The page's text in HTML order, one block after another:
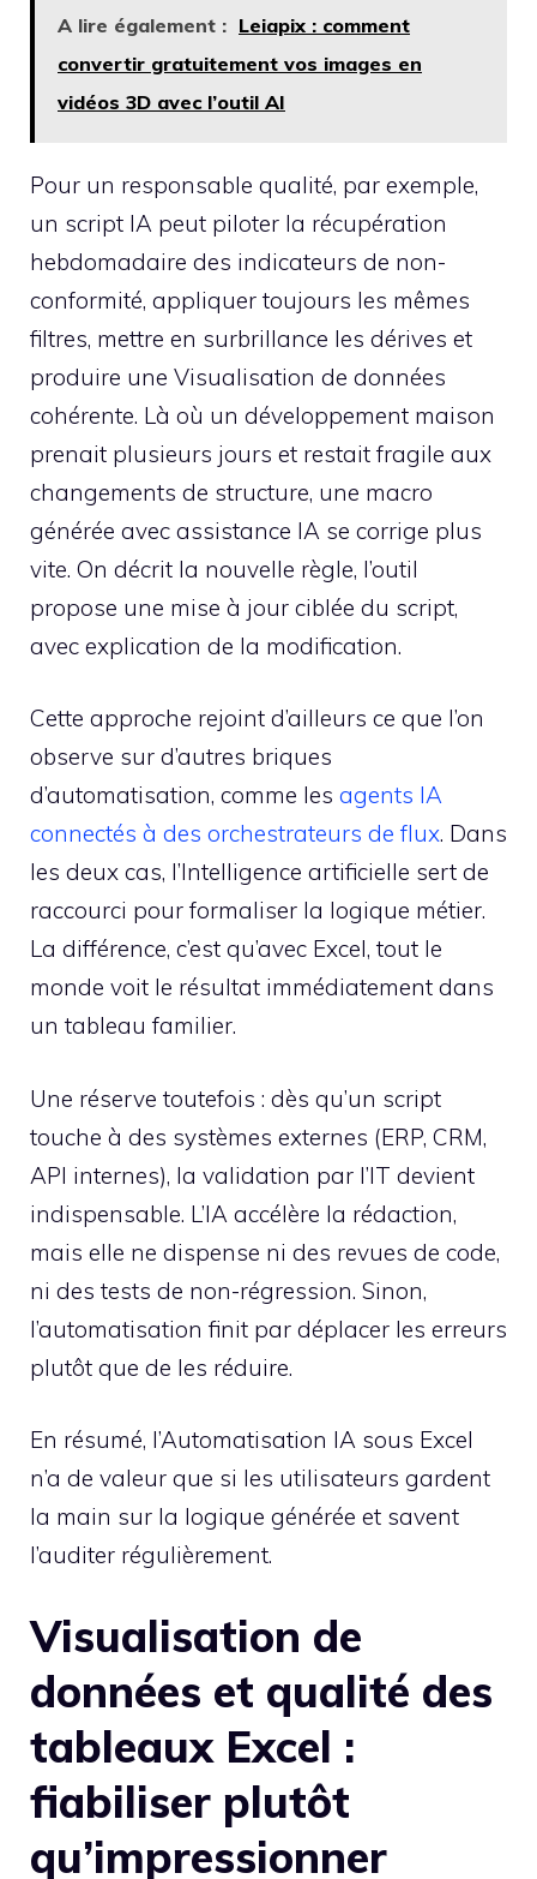
A lire également : Leiapix : comment
convertir gratuitement vos images en
vidéos 3D avec l’outil AI
Pour un responsable qualité, par exemple,
un script IA peut piloter la récupération
hebdomadaire des indicateurs de non-
conformité, appliquer toujours les mêmes
filtres, mettre en surbrillance les dérives et
produire une Visualisation de données
cohérente. Là où un développement maison
prenait plusieurs jours et restait fragile aux
changements de structure, une macro
générée avec assistance IA se corrige plus
vite. On décrit la nouvelle règle, l’outil
propose une mise à jour ciblée du script,
avec explication de la modification.
Cette approche rejoint d’ailleurs ce que l’on
observe sur d’autres briques
d’automatisation, comme les agents IA
connectés à des orchestrateurs de flux. Dans
les deux cas, l’Intelligence artificielle sert de
raccourci pour formaliser la logique métier.
La différence, c’est qu’avec Excel, tout le
monde voit le résultat immédiatement dans
un tableau familier.
Une réserve toutefois : dès qu’un script
touche à des systèmes externes (ERP, CRM,
API internes), la validation par l’IT devient
indispensable. L’IA accélère la rédaction,
mais elle ne dispense ni des revues de code,
ni des tests de non-régression. Sinon,
l’automatisation finit par déplacer les erreurs
plutôt que de les réduire.
En résumé, l’Automatisation IA sous Excel
n’a de valeur que si les utilisateurs gardent
la main sur la logique générée et savent
l’auditer régulièrement.
Visualisation de
données et qualité des
tableaux Excel :
fiabiliser plutôt
qu’impressionner